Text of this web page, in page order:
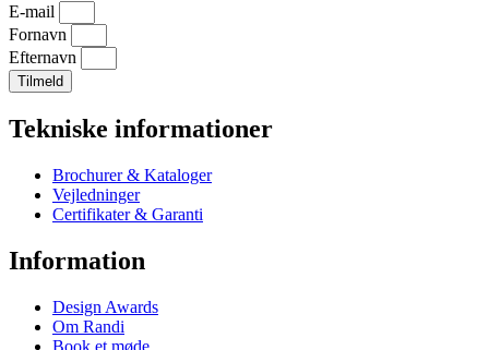
E-mail
Fornavn
Efternavn
Tilmeld
Tekniske informationer
Brochurer & Kataloger
Vejledninger
Certifikater & Garanti
Information
Design Awards
Om Randi
Book et møde